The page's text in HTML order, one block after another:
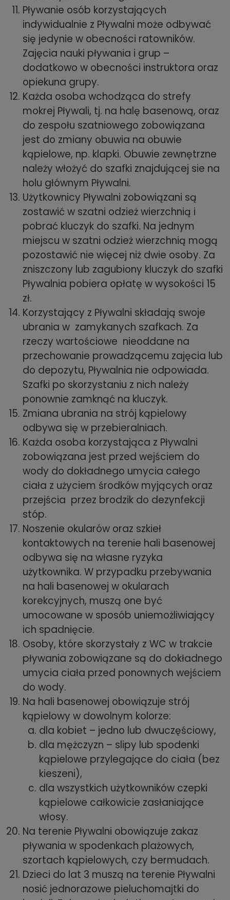
Pływanie osób korzystających
indywidualnie z Pływalni może odbywać
się jedynie w obecności ratowników.
Zajęcia nauki pływania i grup –
dodatkowo w obecności instruktora oraz
opiekuna grupy.
Każda osoba wchodząca do strefy
mokrej Pływali, tj. na halę basenową, oraz
do zespołu szatniowego zobowiązana
jest do zmiany obuwia na obuwie
kąpielowe, np. klapki. Obuwie zewnętrzne
należy włożyć do szafki znajdującej sie na
holu głównym Pływalni.
Użytkownicy Pływalni zobowiązani są
zostawić w szatni odzież wierzchnią i
pobrać kluczyk do szafki. Na jednym
miejscu w szatni odzież wierzchnią mogą
pozostawić nie więcej niż dwie osoby. Za
zniszczony lub zagubiony kluczyk do szafki
Pływalnia pobiera opłatę w wysokości 15
zł.
Korzystający z Pływalni składają swoje
ubrania w zamykanych szafkach. Za
rzeczy wartościowe nieoddane na
przechowanie prowadzącemu zajęcia lub
do depozytu, Pływalnia nie odpowiada.
Szafki po skorzystaniu z nich należy
ponownie zamknąć na kluczyk.
Zmiana ubrania na strój kąpielowy
odbywa się w przebieralniach.
Każda osoba korzystająca z Pływalni
zobowiązana jest przed wejściem do
wody do dokładnego umycia całego
ciała z użyciem środków myjących oraz
przejścia przez brodzik do dezynfekcji
stóp.
Noszenie okularów oraz szkieł
kontaktowych na terenie hali basenowej
odbywa się na własne ryzyka
użytkownika. W przypadku przebywania
na hali basenowej w okularach
korekcyjnych, muszą one być
umocowane w sposób uniemożliwiający
ich spadnięcie.
Osoby, które skorzystały z WC w trakcie
pływania zobowiązane są do dokładnego
umycia ciała przed ponownych wejściem
do wody.
Na hali basenowej obowiązuje strój
kąpielowy w dowolnym kolorze:
dla kobiet – jedno lub dwuczęściowy,
dla mężczyzn – slipy lub spodenki
kąpielowe przylegające do ciała (bez
kieszeni),
dla wszystkich użytkowników czepki
kąpielowe całkowicie zasłaniające
włosy.
Na terenie Pływalni obowiązuje zakaz
pływania w spodenkach plażowych,
szortach kąpielowych, czy bermudach.
Dzieci do lat 3 muszą na terenie Pływalni
nosić jednorazowe pieluchomajtki do